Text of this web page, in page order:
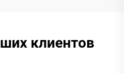
клиентов